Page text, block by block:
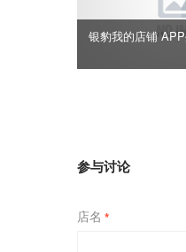
银豹我的店铺
参与讨论
店名 *